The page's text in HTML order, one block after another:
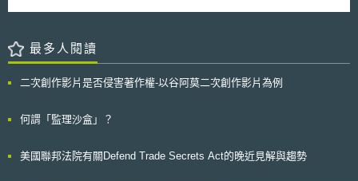
度。3、將外觀設計專利權之保護期限由10年延長到15年。4、鑒於實用新
「專利權評價報告」作為侵權糾紛審理和處理過程中必須提交的「證據」，
當事人無正當理由不提交，需自行承擔訴訟上不利後果。 二、提升發
利歸屬優先適用約定原則，若未約定時，申請專利權利歸屬於發明人或設計
許發明人或設計人在單位怠於實施發明情形下，可與單位協商自行實施或者
護及發明人地位作法，得否順利通過，有待後續持續追蹤。
最多人閱讀
二次創作影片是否侵害著作權-以谷阿莫二次創作影片為例
何謂「監理沙盒」？
美國聯邦法院有關Defend Trade Secrets Act的晚近見解與趨勢